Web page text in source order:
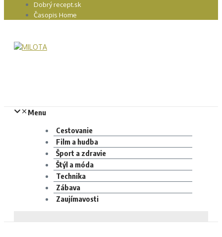
Dobrý recept.sk
Časopis Home
Menu
Cestovanie
Film a hudba
Šport a zdravie
Štýl a móda
Technika
Zábava
Zaujímavosti